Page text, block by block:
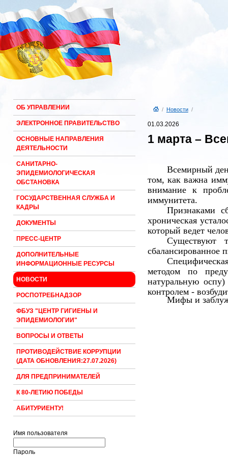
ОБ УПРАВЛЕНИИ
ЭЛЕКТРОННОЕ ПРАВИТЕЛЬСТВО
ОСНОВНЫЕ НАПРАВЛЕНИЯ
ДЕЯТЕЛЬНОСТИ
САНИТАРНО-
ЭПИДЕМИОЛОГИЧЕСКАЯ
ОБСТАНОВКА
ГОСУДАРСТВЕННАЯ СЛУЖБА И
КАДРЫ
ДОКУМЕНТЫ
ПРЕСС-ЦЕНТР
ДОПОЛНИТЕЛЬНЫЕ
ИНФОРМАЦИОННЫЕ РЕСУРСЫ
НОВОСТИ
РОСПОТРЕБНАДЗОР
ФБУЗ "ЦЕНТР ГИГИЕНЫ И
ЭПИДЕМИОЛОГИИ"
ВОПРОСЫ И ОТВЕТЫ
ПРОТИВОДЕЙСТВИЕ КОРРУПЦИИ
(ДАТА ОБНОВЛЕНИЯ:27.07.2026)
ДЛЯ ПРЕДПРИНИМАТЕЛЕЙ
К 80-ЛЕТИЮ ПОБЕДЫ
АБИТУРИЕНТУ!
Имя пользователя
Пароль
/ Новости/
01.03.2026
1 марта –
Всемирный
том, как важна
внимание к
иммунитета.
Признаками
хроническая
который ведет
Существуют
сбалансированное
методом по
натуральную
контролем -
Мифы и